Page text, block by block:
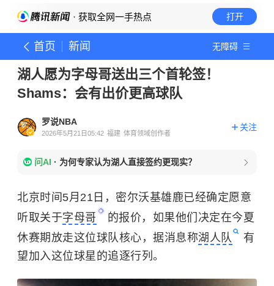
· 获取全网一手热点 打开
首页 新闻 无障碍
湖人愿为字母哥送出三个首轮签！
Shams：会有出价更高球队
罗说NBA
2026年5月21日05:42 福建 体育领域创作者
关注
问AI · 为何专家认为湖人直接签约更现实？
北京时间5月21日，密尔沃基雄鹿已经确定愿意
听取关于字母哥
的报价，如果他们决定在今夏
休赛期放走这位球队核心，据消息称湖人队
有
望加入这位球星的追逐行列。